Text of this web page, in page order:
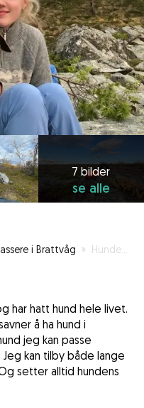
7 bilder
se alle
i Brattvåg » Hundepasser
har hatt hund hele livet.
å ha hund i
jeg kan passe
kan tilby både lange
setter alltid hundens